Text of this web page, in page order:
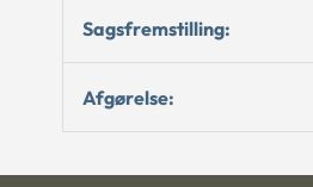
Sagsfremstilling:
Afgørelse: